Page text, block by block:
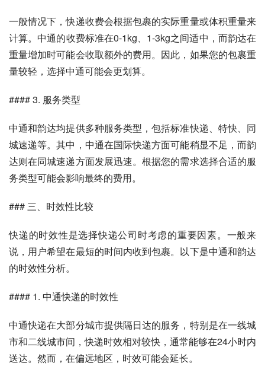
一般情况下，快递收费会根据包裹的实际重量或体积重量来
计算。中通的收费标准在0-1kg、1-3kg之间适中，而韵达在
重量增加时可能会收取额外的费用。因此，如果您的包裹重
量较轻，选择中通可能会更划算。
#### 3. 服务类型
中通和韵达均提供多种服务类型，包括标准快递、特快、同
城速递等。其中，中通在国际快递方面可能稍显不足，而韵
达则在同城速递方面发展迅速。根据您的需求选择合适的服
务类型可能会影响最终的费用。
### 三、时效性比较
快递的时效性是选择快递公司时考虑的重要因素。一般来
说，用户希望在最短的时间内收到包裹。以下是中通和韵达
的时效性分析。
#### 1. 中通快递的时效性
中通快递在大部分城市提供隔日达的服务，特别是在一线城
市和二线城市间，快递时效相对较快，通常能够在24小时内
送达。然而，在偏远地区，时效可能会延长。